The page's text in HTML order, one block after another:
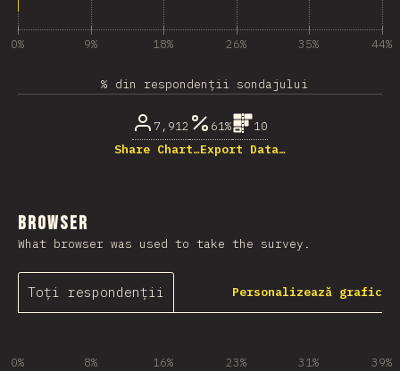
0% 9% 18% 26% 35% 44%
% din respondenții sondajului
7,912 61%
10
Share Chart…Export Data…
Browser
What browser was used to take the survey.
Toți respondenții Personalizează grafic
0% 8% 16% 23% 31% 39%